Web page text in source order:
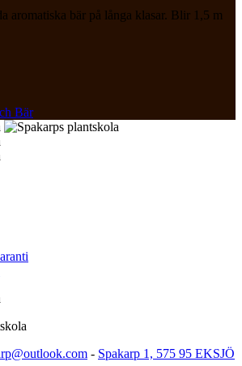
aromatiska bär på långa klasar. Blir 1,5 m
Bär
- Spakarp 1, 575 95 EKSJÖ